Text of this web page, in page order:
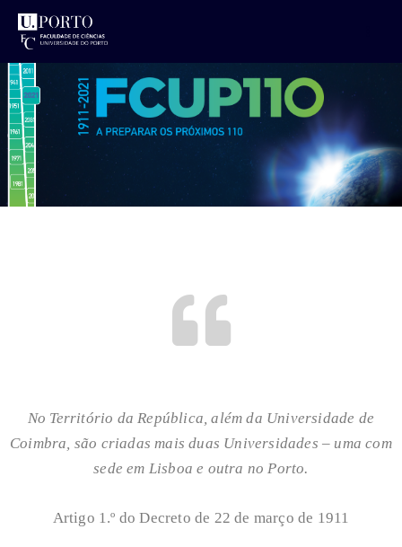
No Território da República, além da Universidade de
Coimbra, são criadas mais duas Universidades – uma com
sede em Lisboa e outra no Porto.
Artigo 1.º do Decreto de 22 de março de 1911